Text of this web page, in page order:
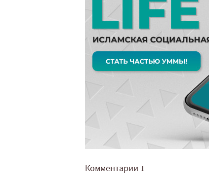
Комментарии 1